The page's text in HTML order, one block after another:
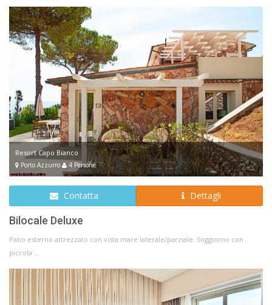
Resort Capo Bianco
Porto Azzurro 4 Persone
Contatta Dettagli
Bilocale Deluxe
Patio esterno attrezzato con vista mare laterale/parziale. Soggiorno con
piccola ...